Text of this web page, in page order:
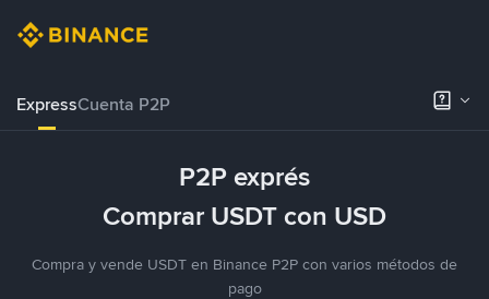
ExpressCuenta P2P
P2P exprés
Comprar USDT con USD
Compra y vende USDT en Binance P2P con varios métodos de
pago